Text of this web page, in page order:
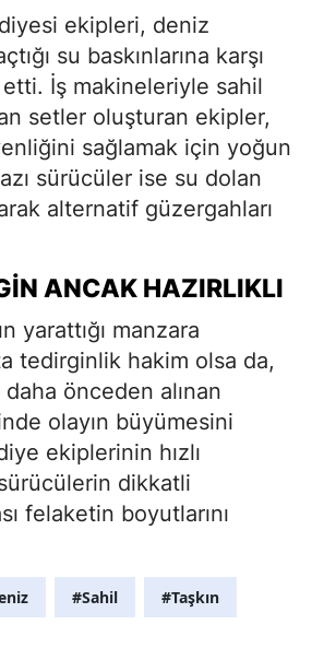
ekipleri, deniz
su baskınlarına karşı
etti. İş makineleriyle sahil
setler oluşturan ekipler,
sağlamak için yoğun
sürücüler ise su dolan
alternatif güzergahları
ANCAK HAZIRLIKLI
yarattığı manzara
tedirginlik hakim olsa da,
önceden alınan
olayın büyümesini
ekiplerinin hızlı
dikkatli
felaketin boyutlarını
#Sahil #Taşkın